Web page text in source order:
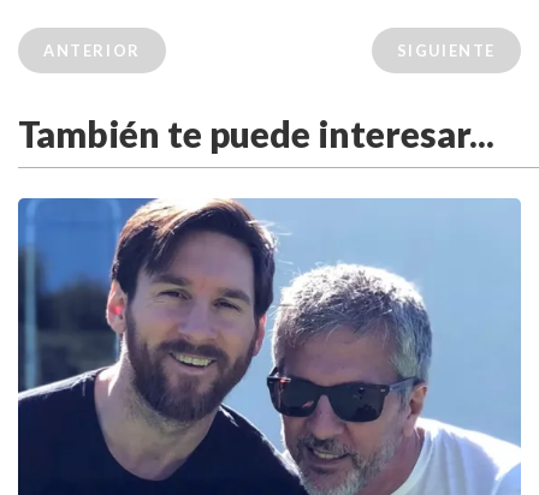
ANTERIOR SIGUIENTE
También te puede interesar...